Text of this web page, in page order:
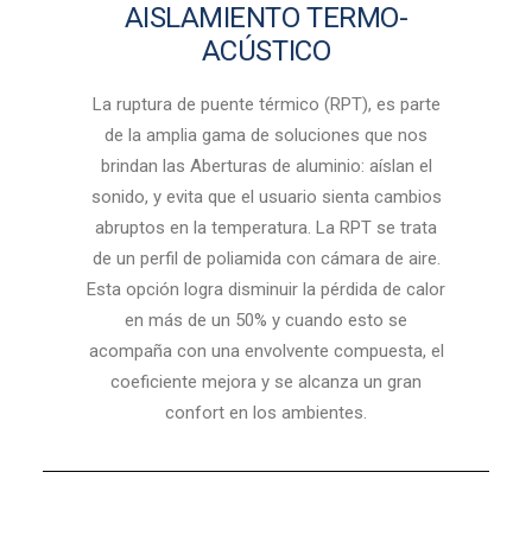
AISLAMIENTO TERMO-
ACÚSTICO
La ruptura de puente térmico (RPT), es parte
de la amplia gama de soluciones que nos
brindan las Aberturas de aluminio: aíslan el
sonido, y evita que el usuario sienta cambios
abruptos en la temperatura. La RPT se trata
de un perfil de poliamida con cámara de aire.
Esta opción logra disminuir la pérdida de calor
en más de un 50% y cuando esto se
acompaña con una envolvente compuesta, el
coeficiente mejora y se alcanza un gran
confort en los ambientes.